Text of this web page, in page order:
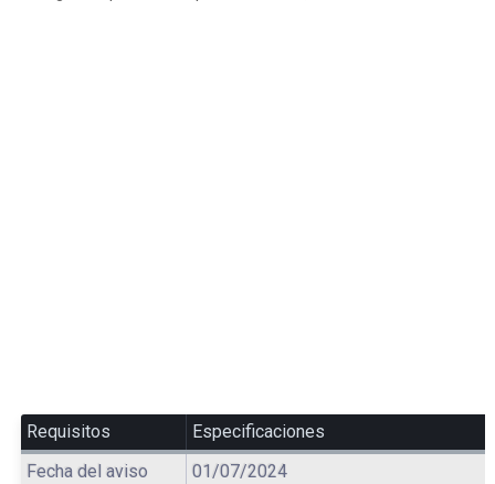
Requisitos
Especificaciones
Fecha del aviso
01/07/2024